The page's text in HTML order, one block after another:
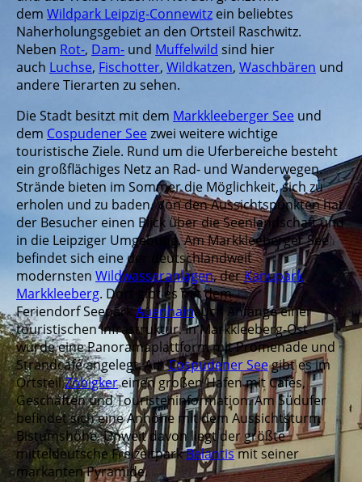
dem Wildpark Leipzig-Connewitz ein beliebtes
Naherholungsgebiet an den Ortsteil Raschwitz.
Neben Rot-, Dam- und Muffelwild sind hier
auch Luchse, Fischotter, Wildkatzen, Waschbären und
andere Tierarten zu sehen.
Die Stadt besitzt mit dem Markkleeberger See und
dem Cospudener Seezwei weitere wichtige
touristische Ziele. Rund um die Uferbereiche besteht
ein großflächiges Netz an Rad- und Wanderwegen.
Strände bieten im Sommer die Möglichkeit, sich zu
erholen und zu baden. Von den Aussichtspunkten hat
der Besucher einen Blick über die Seenlandschaft und
in die Leipziger Umgebung. Am Markkleeberger See
befindet sich eine der deutschlandweit
modernsten Wildwasseranlagen, derKanupark
Markkleeberg. Dort gibt es mit dem
Feriendorf SeeparkAuenhainauch Anfänge einer
touristischen Infrastruktur. In Markkleeberg-Ost
wurde eine Panoramaplattform mit Promenade und
Strandcafé angelegt. AmCospudener Seegibt es im
OrtsteilZöbigkereinen großen Hafen mit Cafés,
Geschäften und Touristeninformation. Am Südufer
befindet sich eine Anhöhe mit dem Aussichtsturm
Bistumshöhe. Unweit davon liegt der größte
mitteldeutsche FreizeitparkBelantismit seiner
markanten Pyramide.